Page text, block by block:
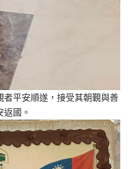
平安順遂，接受其朝覲與善
國。